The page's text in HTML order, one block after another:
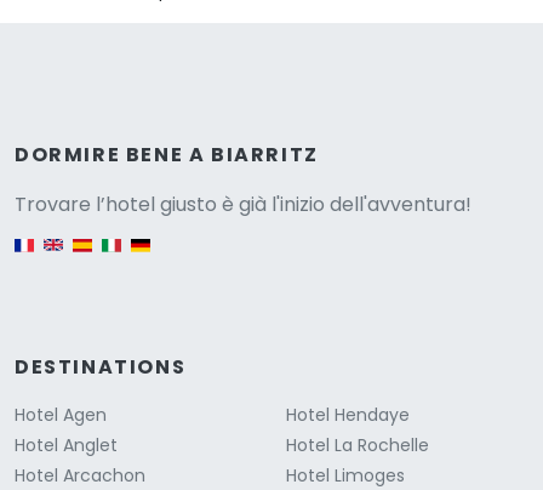
DORMIRE BENE A BIARRITZ
Trovare l’hotel giusto è già l'inizio dell'avventura!
English version
DESTINATIONS
Hotel Agen
Hotel Anglet
Hotel Arcachon
Hotel Hendaye
Hotel La Rochelle
Hotel Limoges